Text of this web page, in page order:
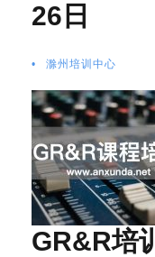
26日
• 滁州培训中心
GR&R培